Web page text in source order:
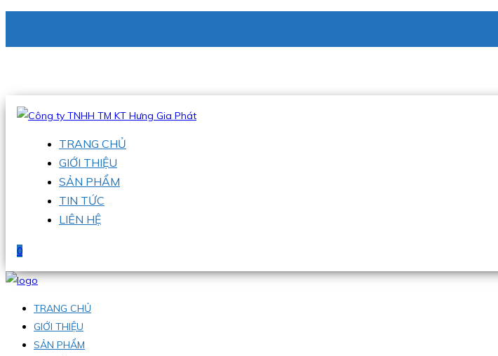
Hotline:0938 336 079
TRANG CHỦ
GIỚI THIỆU
SẢN PHẨM
TIN TỨC
LIÊN HỆ
0
TRANG CHỦ
GIỚI THIỆU
SẢN PHẨM